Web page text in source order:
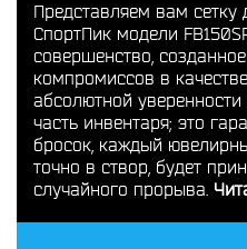
Представляем вам
СпортПик модели
совершенство,
компромиссов в
абсолютной
часть инвентаря; это
бросок, каждый
точно в створ, будет
случайного прорыва.